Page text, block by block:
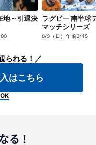
地～引退決
ラグビー 南半球
マッチシリーズ
8/9（日）午前3:45
られる！／
はこちら
る！